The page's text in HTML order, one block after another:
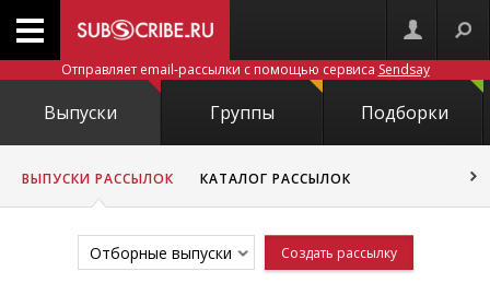
Отправляет email-рассылки с помощью сервиса Sendsay
Выпуски Группы Подборки
ВЫПУСКИ РАССЫЛОК КАТАЛОГ РАССЫЛОК
Отборные выпуски Создать рассылку